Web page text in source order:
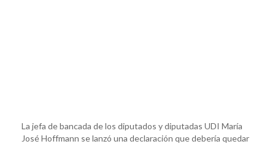
La jefa de bancada de los diputados y diputadas UDI María
José Hoffmann se lanzó una declaración que debería quedar